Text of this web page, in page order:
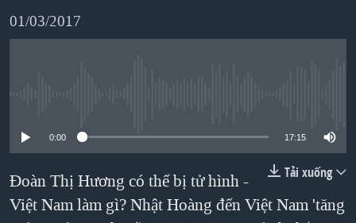
nội
hướng
chính
Đi
HOA KỲ
BIỂN ĐÔNG
MỤC
TỰ DO BÁO CHÍ
VẠCH TRẦN TIN GIẢ
CHUYÊN ĐỀ
CHIẾN TRANH THƯƠNG MẠI CỦA MỸ: QUÁ KHỨ VÀ HIỆN
HỌC TIẾNG ANH
01/03/2017
0:00 17:15
Tải xuống
Đoàn Thị Hương có thể bị tử hình -
Việt Nam làm gì? Nhật Hoàng đến Việt Nam 'tăng